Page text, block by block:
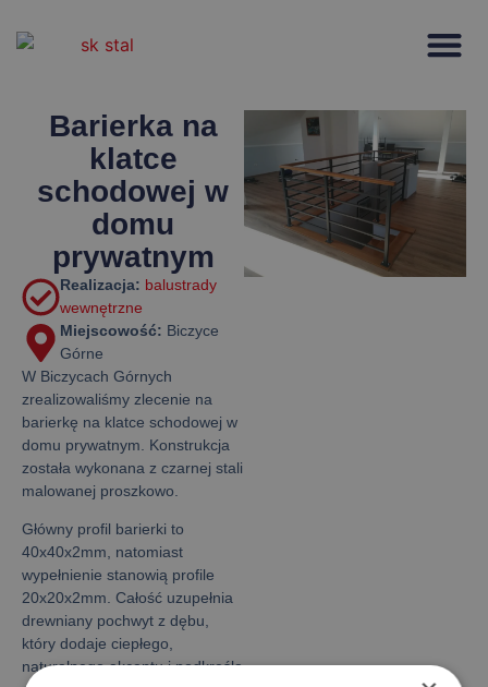
Barierka na
klatce
schodowej w
domu
prywatnym
Realizacja: balustrady
wewnętrzne
Miejscowość: Biczyce
Górne
W Biczycach Górnych
zrealizowaliśmy zlecenie na
barierkę na klatce schodowej w
domu prywatnym. Konstrukcja
została wykonana z czarnej stali
malowanej proszkowo.
Główny profil barierki to
40x40x2mm, natomiast
wypełnienie stanowią profile
20x20x2mm. Całość uzupełnia
drewniany pochwyt z dębu,
który dodaje ciepłego,
naturalnego akcentu i podkreśla